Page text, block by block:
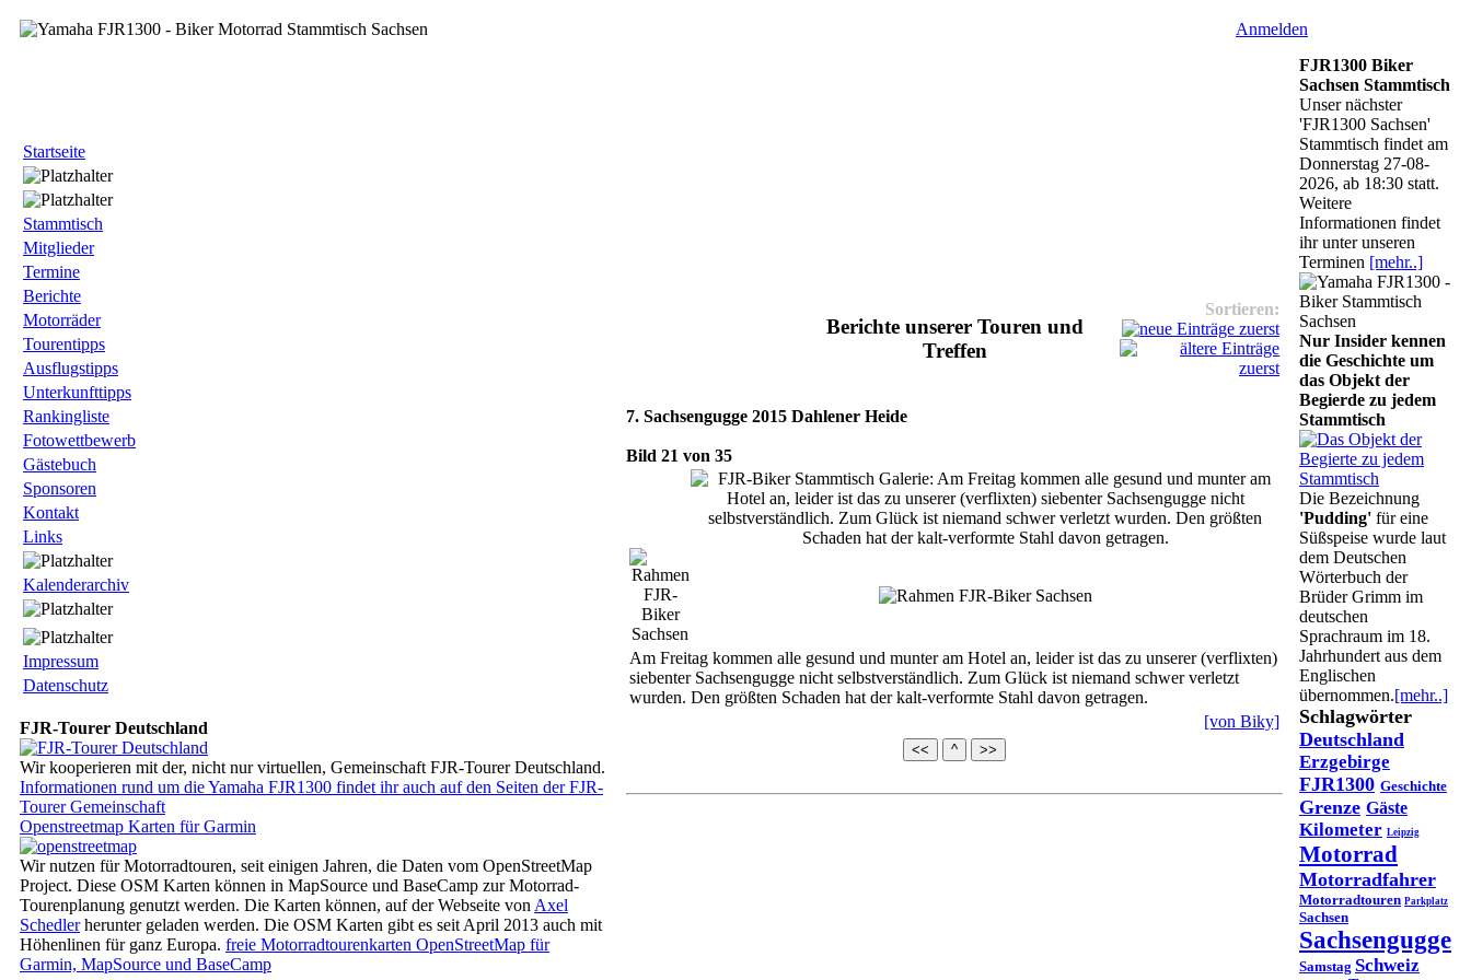
Anmelden
Startseite
Stammtisch
Mitglieder
Termine
Berichte
Motorräder
Tourentipps
Ausflugstipps
Unterkunfttipps
Rankingliste
Fotowettbewerb
Gästebuch
Sponsoren
Kontakt
Links
Kalenderarchiv
Impressum
Datenschutz
FJR-Tourer Deutschland
Wir kooperieren mit der, nicht nur virtuellen, Gemeinschaft FJR-Tourer Deutschland.
Informationen rund um die Yamaha FJR1300 findet ihr auch auf den Seiten der FJR-
Tourer Gemeinschaft
Openstreetmap Karten für Garmin
Wir nutzen für Motorradtouren, seit einigen Jahren, die Daten vom OpenStreetMap
Project. Diese OSM Karten können in MapSource und BaseCamp zur Motorrad-
Tourenplanung genutzt werden. Die Karten können, auf der Webseite von Axel
Schedlerherunter geladen werden. Die OSM Karten gibt es seit April 2013 auch mit
Höhenlinen für ganz Europa. freie Motorradtourenkarten OpenStreetMap für
Garmin, MapSource und BaseCamp
Berichte unserer Touren und
Treffen
Sortieren:
7. Sachsengugge 2015 Dahlener Heide
Bild 21 von 35
Am Freitag kommen alle gesund und munter am Hotel an, leider ist das zu unserer (verflixten)
siebenter Sachsengugge nicht selbstverständlich. Zum Glück ist niemand schwer verletzt
wurden. Den größten Schaden hat der kalt-verformte Stahl davon getragen.
[von Biky]
<< ^ >>
FJR1300 Biker
Sachsen Stammtisch
Unser nächster
'FJR1300 Sachsen'
Stammtisch findet am
Donnerstag 27-08-
2026, ab 18:30 statt.
Weitere
Informationen findet
ihr unter unseren
Terminen [mehr..]
Nur Insider kennen
die Geschichte um
das Objekt der
Begierde zu jedem
Stammtisch
Die Bezeichnung
'Pudding' für eine
Süßspeise wurde laut
dem Deutschen
Wörterbuch der
Brüder Grimm im
deutschen
Sprachraum im 18.
Jahrhundert aus dem
Englischen
übernommen.[mehr..]
Schlagwörter
Deutschland
Erzgebirge
FJR1300 Geschichte
Grenze Gäste
Kilometer Leipzig
Motorrad
Motorradfahrer
Motorradtouren Parkplatz
Sachsen
Sachsengugge
Samstag Schweiz